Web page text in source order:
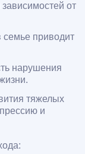
от
приводит
нарушения
тяжелых
и